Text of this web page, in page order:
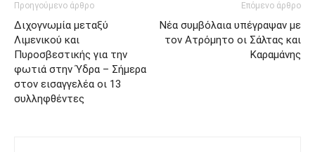
Προηγούμενο άρθρο
Διχογνωμία μεταξύ
Λιμενικού και
Πυροσβεστικής για την
φωτιά στην Ύδρα – Σήμερα
στον εισαγγελέα οι 13
συλληφθέντες
Επόμενο άρθρο
Νέα συμβόλαια υπέγραψαν με
τον Ατρόμητο οι Σάλτας και
Καραμάνης